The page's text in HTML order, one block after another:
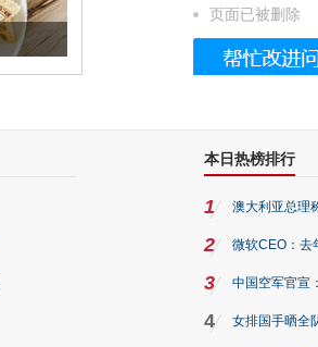
被列入佛家七宝的它到底有多美？
页面已被删除
本日热榜排行
1 澳大利亚总理
2 微软CEO：去
3 中国空军官宣
4 女排国手晒全